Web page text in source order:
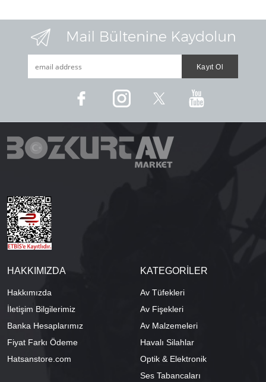
HAKKIMIZDA
Hakkımızda
İletişim Bilgilerimiz
Banka Hesaplarımız
Fiyat Farkı Ödeme
Hatsanstore.com
KATEGORİLER
Av Tüfekleri
Av Fişekleri
Av Malzemeleri
Havalı Silahlar
Optik & Elektronik
Ses Tabancaları